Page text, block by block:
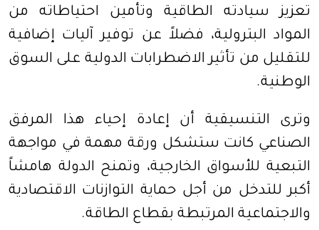
تعزيز سيادته الطاقية وتأمين احتياطاته من
المواد البترولية، فضلاً عن توفير آليات إضافية
للتقليل من تأثير الاضطرابات الدولية على السوق
الوطنية.
وترى التنسيقية أن إعادة إحياء هذا المرفق
الصناعي كانت ستشكل ورقة مهمة في مواجهة
التبعية للأسواق الخارجية، وتمنح الدولة هامشاً
أكبر للتدخل من أجل حماية التوازنات الاقتصادية
والاجتماعية المرتبطة بقطاع الطاقة.